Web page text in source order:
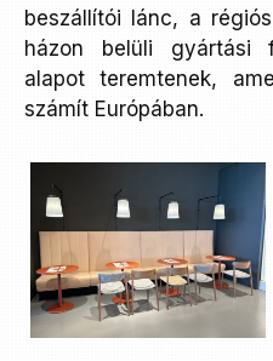
beszállítói lánc, a
házon belüli gyártási
alapot teremtenek,
számít Európában.